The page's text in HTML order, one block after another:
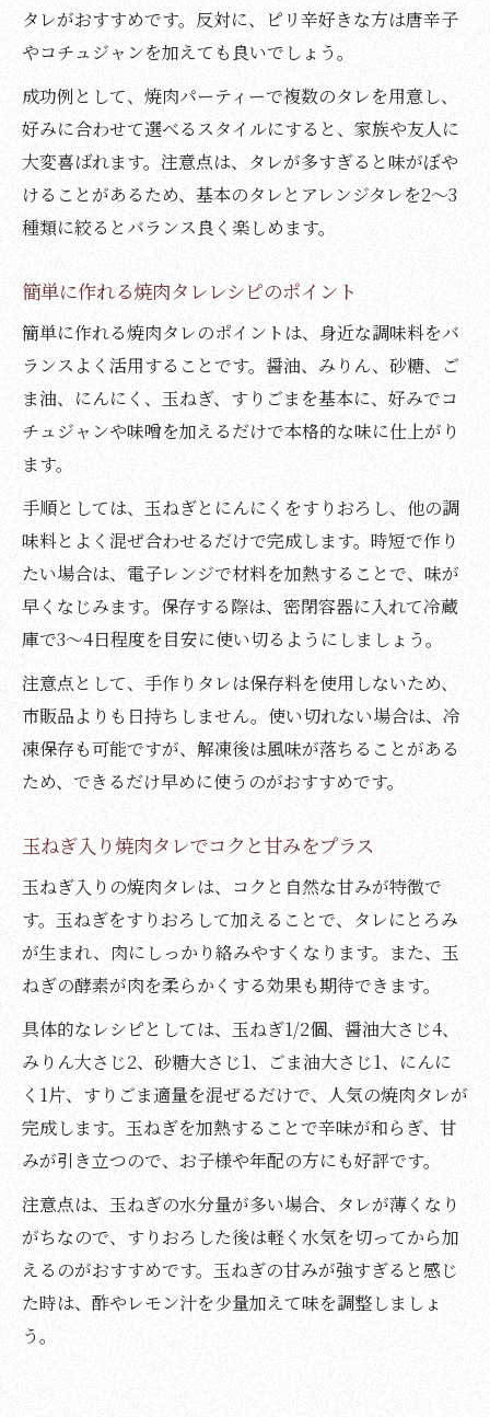
タレがおすすめです。反対に、ピリ辛好きな方は唐辛子
やコチュジャンを加えても良いでしょう。
成功例として、焼肉パーティーで複数のタレを用意し、
好みに合わせて選べるスタイルにすると、家族や友人に
大変喜ばれます。注意点は、タレが多すぎると味がぼや
けることがあるため、基本のタレとアレンジタレを2～3
種類に絞るとバランス良く楽しめます。
簡単に作れる焼肉タレレシピのポイント
簡単に作れる焼肉タレのポイントは、身近な調味料をバ
ランスよく活用することです。醤油、みりん、砂糖、ご
ま油、にんにく、玉ねぎ、すりごまを基本に、好みでコ
チュジャンや味噌を加えるだけで本格的な味に仕上がり
ます。
手順としては、玉ねぎとにんにくをすりおろし、他の調
味料とよく混ぜ合わせるだけで完成します。時短で作り
たい場合は、電子レンジで材料を加熱することで、味が
早くなじみます。保存する際は、密閉容器に入れて冷蔵
庫で3～4日程度を目安に使い切るようにしましょう。
注意点として、手作りタレは保存料を使用しないため、
市販品よりも日持ちしません。使い切れない場合は、冷
凍保存も可能ですが、解凍後は風味が落ちることがある
ため、できるだけ早めに使うのがおすすめです。
玉ねぎ入り焼肉タレでコクと甘みをプラス
玉ねぎ入りの焼肉タレは、コクと自然な甘みが特徴で
す。玉ねぎをすりおろして加えることで、タレにとろみ
が生まれ、肉にしっかり絡みやすくなります。また、玉
ねぎの酵素が肉を柔らかくする効果も期待できます。
具体的なレシピとしては、玉ねぎ1/2個、醤油大さじ4、
みりん大さじ2、砂糖大さじ1、ごま油大さじ1、にんに
く1片、すりごま適量を混ぜるだけで、人気の焼肉タレが
完成します。玉ねぎを加熱することで辛味が和らぎ、甘
みが引き立つので、お子様や年配の方にも好評です。
注意点は、玉ねぎの水分量が多い場合、タレが薄くなり
がちなので、すりおろした後は軽く水気を切ってから加
えるのがおすすめです。玉ねぎの甘みが強すぎると感じ
た時は、酢やレモン汁を少量加えて味を調整しましょ
う。